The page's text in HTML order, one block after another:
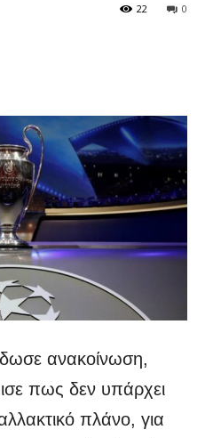
0
22
ανακοίνωση,
πως δεν υπάρχει
πλάνο, για